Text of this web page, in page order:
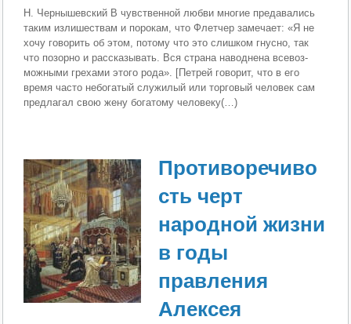
Н. Чернышевский В чувственной любви многие предавались
таким изли­шествам и порокам, что Флетчер замечает: «Я не
хочу го­ворить об этом, потому что это слишком гнусно, так
что позорно и рассказывать. Вся страна наводнена всевоз­
можными грехами этого рода». [Петрей говорит, что в его
время часто небогатый служилый или торговый человек сам
предлагал свою жену богатому человеку(…)
Противоречиво
сть черт
народной жизни
в годы
правления
Алексея